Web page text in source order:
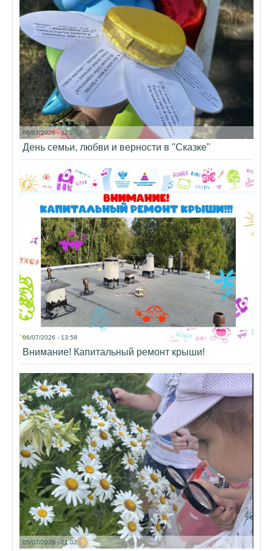
08/07/2026 - 12:26
День семьи, любви и верности в "Сказке"
06/07/2026 - 13:58
Внимание! Капитальный ремонт крыши!
05/07/2026 - 21:02